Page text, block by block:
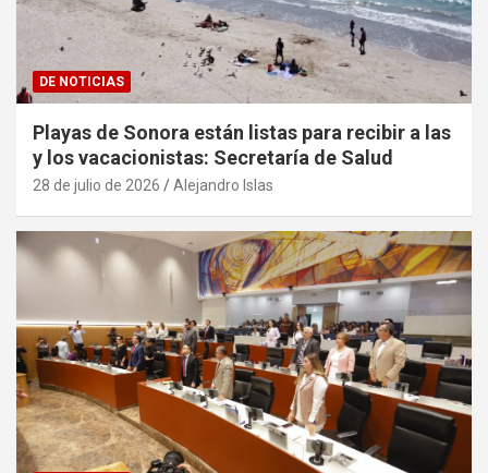
DE NOTICIAS
Playas de Sonora están listas para recibir a las
y los vacacionistas: Secretaría de Salud
28 de julio de 2026 Alejandro Islas